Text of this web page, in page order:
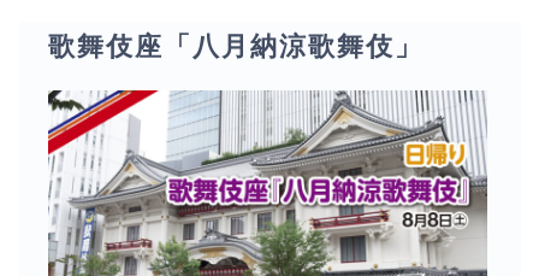
歌舞伎座「八月納涼歌舞伎」